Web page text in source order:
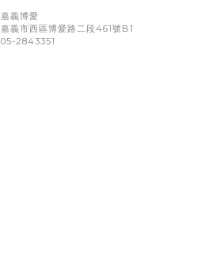
嘉義博愛
嘉義市西區博愛路二段461號B1
05-2843351